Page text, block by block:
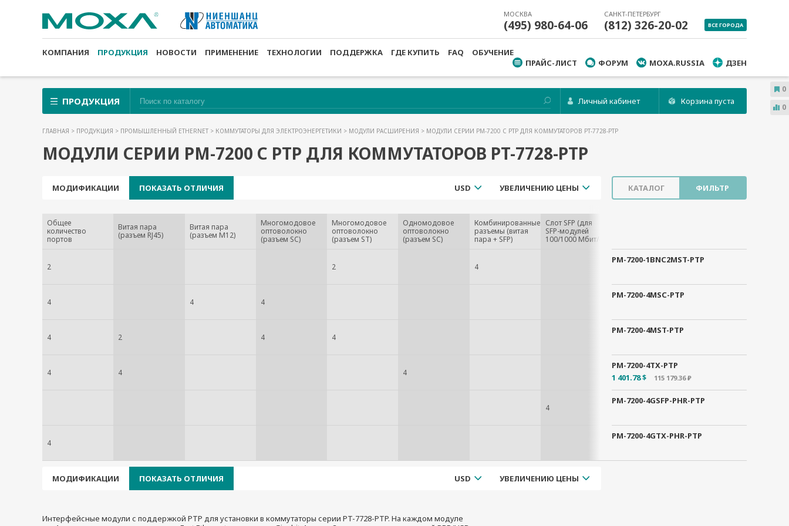
МОСКВА
(495) 980-64-06
САНКТ-ПЕТЕРБУРГ
(812) 326-20-02 ВСЕ ГОРОДА
КОМПАНИЯ ПРОДУКЦИЯ НОВОСТИ ПРИМЕНЕНИЕ ТЕХНОЛОГИИ ПОДДЕРЖКА ГДЕ КУПИТЬ FAQ
ОБУЧЕНИЕ
ПРАЙС-ЛИСТ
ФОРУМ MOXA.RUSSIA ДЗЕН
ПРОДУКЦИЯ Личный кабинет Корзина пуста
ГЛАВНАЯ > ПРОДУКЦИЯ > ПРОМЫШЛЕННЫЙ ETHERNET > КОММУТАТОРЫ ДЛЯ ЭЛЕКТРОЭНЕРГЕТИКИ > МОДУЛИ РАСШИРЕНИЯ > МОДУЛИ СЕРИИ PM-7200 С РТР ДЛЯ КОММУТАТОРОВ PT-7728-PTP
МОДУЛИ СЕРИИ PM-7200 С РТР ДЛЯ КОММУТАТОРОВ PT-7728-PTP
КАТАЛОГ ФИЛЬТР
МОДИФИКАЦИИ ПОКАЗАТЬ ОТЛИЧИЯ USD УВЕЛИЧЕНИЮ ЦЕНЫ
PM-7200-1BNC2MST-PTP
PM-7200-4MSC-PTP
PM-7200-4MST-PTP
PM-7200-4TX-PTP
1 401.78 $
115 179.36 ₽
PM-7200-4GSFP-PHR-PTP
PM-7200-4GTX-PHR-PTP
Общее
количество
портов
2
4
4
4
4
Витая пара
(разъем RJ45)
2
4
Витая пара
(разъем M12)
4
Многомодовое
оптоволокно
(разъем SC)
4
4
Многомодовое
оптоволокно
(разъем ST)
2
4
Одномодовое
оптоволокно
(разъем SC)
4
Комбинированные
разъемы (витая
пара + SFP)
4
Слот SFP (для
SFP-модулей
100/1000 Мбит/с)
4
МОДИФИКАЦИИ ПОКАЗАТЬ ОТЛИЧИЯ USD УВЕЛИЧЕНИЮ ЦЕНЫ
Интерфейсные модули с поддержкой РТР для установки в коммутаторы серии PT-7728-PTP. На каждом модуле
0
0